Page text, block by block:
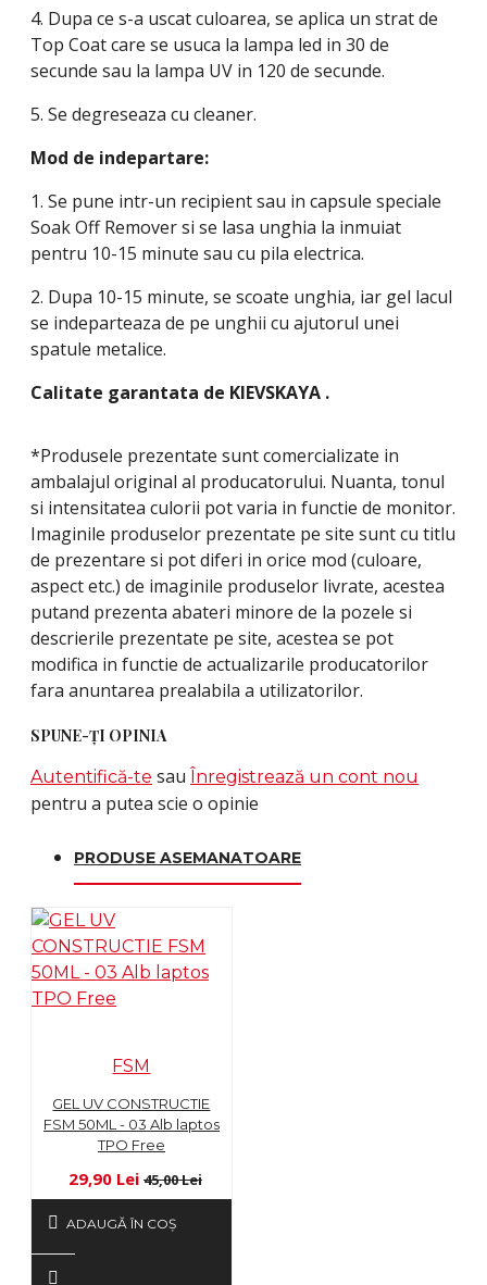
4. Dupa ce s-a uscat culoarea, se aplica un strat de
Top Coat care se usuca la lampa led in 30 de
secunde sau la lampa UV in 120 de secunde.
5. Se degreseaza cu cleaner.
Mod de indepartare:
1. Se pune intr-un recipient sau in capsule speciale
Soak Off Remover si se lasa unghia la inmuiat
pentru 10-15 minute sau cu pila electrica.
2. Dupa 10-15 minute, se scoate unghia, iar gel lacul
se indeparteaza de pe unghii cu ajutorul unei
spatule metalice.
Calitate garantata de KIEVSKAYA .
*Produsele prezentate sunt comercializate in
ambalajul original al producatorului. Nuanta, tonul
si intensitatea culorii pot varia in functie de monitor.
Imaginile produselor prezentate pe site sunt cu titlu
de prezentare si pot diferi in orice mod (culoare,
aspect etc.) de imaginile produselor livrate, acestea
putand prezenta abateri minore de la pozele si
descrierile prezentate pe site, acestea se pot
modifica in functie de actualizarile producatorilor
fara anuntarea prealabila a utilizatorilor.
SPUNE-ŢI OPINIA
Autentifică-te sau Înregistrează un cont nou
pentru a putea scie o opinie
PRODUSE ASEMANATOARE
FSM
GEL UV CONSTRUCTIE
FSM 50ML - 03 Alb laptos
TPO Free
29,90 Lei 45,00 Lei
ADAUGĂ ÎN COŞ